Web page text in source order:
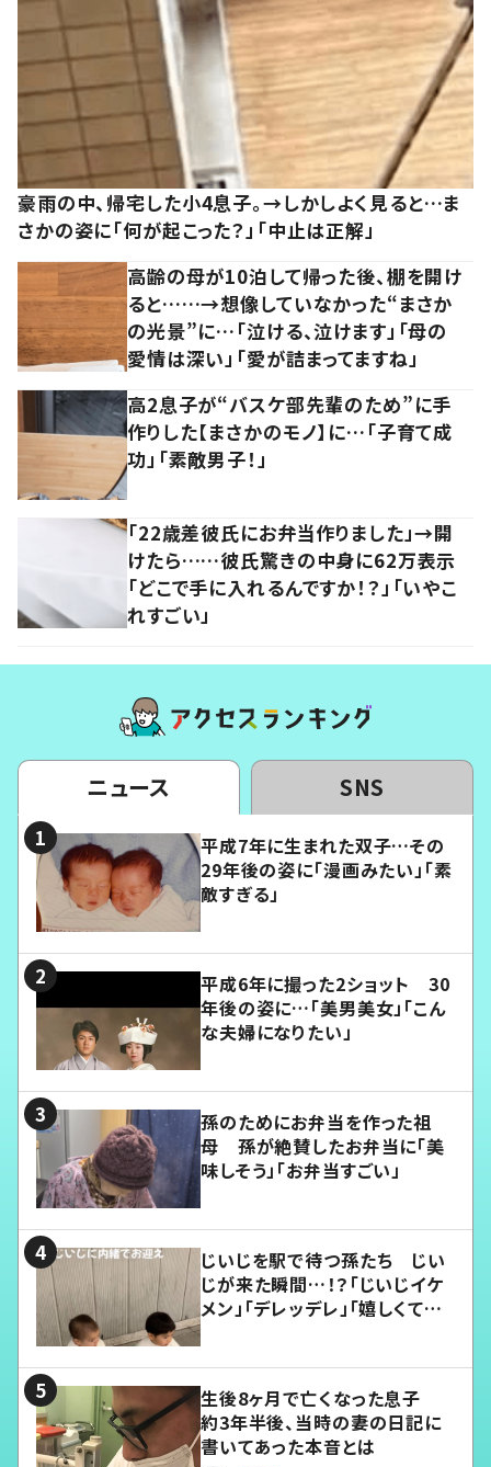
豪雨の中、帰宅した小4息子。→しかしよく見ると…ま
さかの姿に「何が起こった？」「中止は正解」
高齢の母が10泊して帰った後、棚を開け
ると……→想像していなかった“まさか
の光景”に…「泣ける、泣けます」「母の
愛情は深い」「愛が詰まってますね」
高2息子が“バスケ部先輩のため”に手
作りした【まさかのモノ】に…「子育て成
功」「素敵男子！」
「22歳差彼氏にお弁当作りました」→開
けたら……彼氏驚きの中身に62万表示
「どこで手に入れるんですか！？」「いやこ
れすごい」
ニュース SNS
平成7年に生まれた双子…その
29年後の姿に「漫画みたい」「素
敵すぎる」
平成6年に撮った2ショット 30
年後の姿に…「美男美女」「こん
な夫婦になりたい」
孫のためにお弁当を作った祖
母 孫が絶賛したお弁当に「美
味しそう」「お弁当すごい」
じいじを駅で待つ孫たち じい
じが来た瞬間…！？「じいじイケ
メン」「デレッデレ」「嬉しくて可
生後8ヶ月で亡くなった息子
約3年半後、当時の妻の日記に
書いてあった本音とは